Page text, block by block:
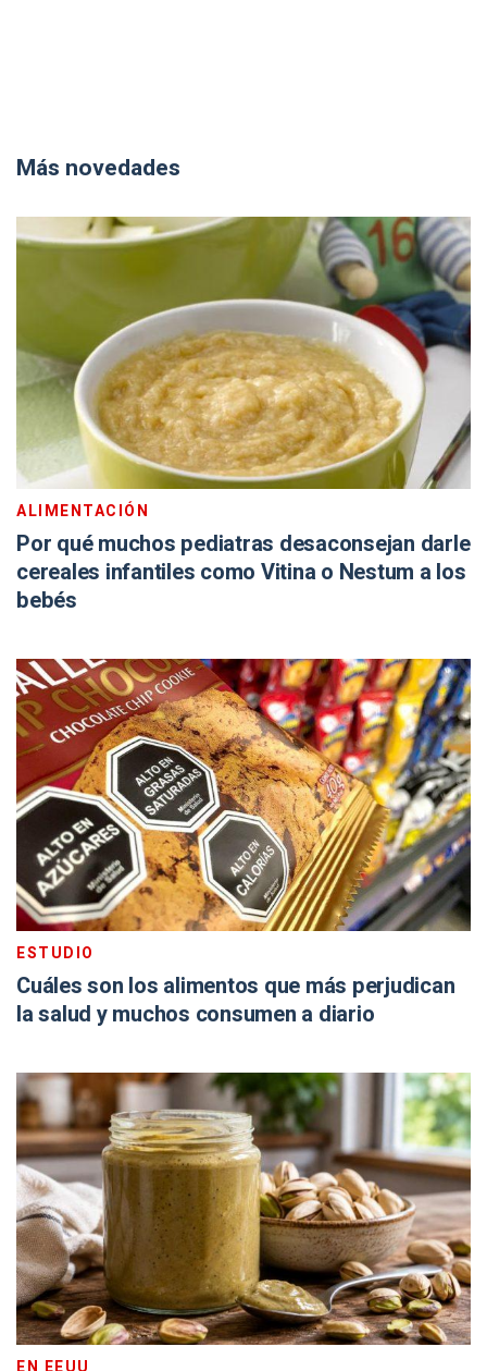
Más novedades
ALIMENTACIÓN
Por qué muchos pediatras desaconsejan darle
cereales infantiles como Vitina o Nestum a los
bebés
ESTUDIO
Cuáles son los alimentos que más perjudican
la salud y muchos consumen a diario